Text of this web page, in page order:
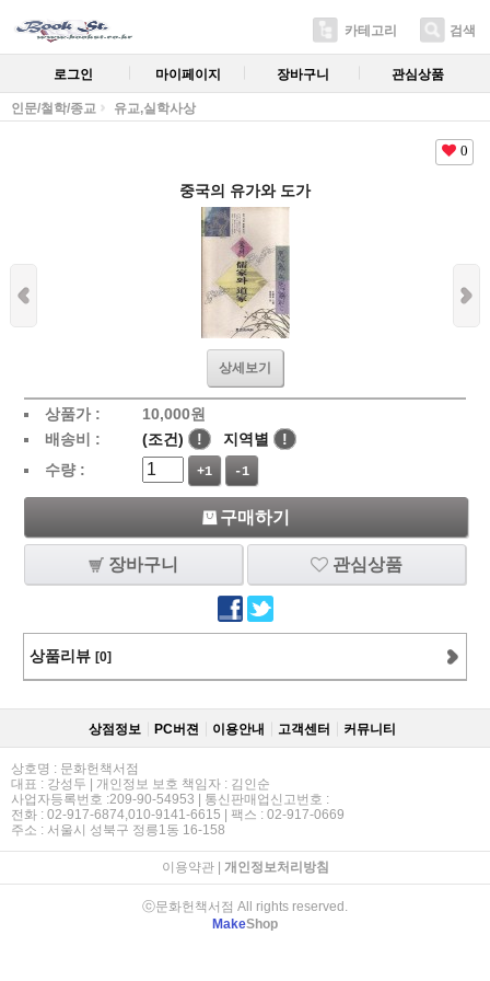
카테고리 검색
로그인 마이페이지 장바구니 관심상품
인문/철학/종교 유교,실학사상
0
중국의 유가와 도가
상세보기
상품가 : 10,000원
배송비 :
(조건) ! 지역별
!
수량 :
+1 -1
구매하기
장바구니 관심상품
상품리뷰 [0]
상점정보 PC버젼 이용안내 고객센터 커뮤니티
상호명 : 문화헌책서점
대표 : 강성두 | 개인정보 보호 책임자 : 김인순
사업자등록번호 :209-90-54953 | 통신판매업신고번호 :
전화 : 02-917-6874,010-9141-6615 | 팩스 : 02-917-0669
주소 : 서울시 성북구 정릉1동 16-158
이용약관| 개인정보처리방침
ⓒ문화헌책서점 All rights reserved.
MakeShop